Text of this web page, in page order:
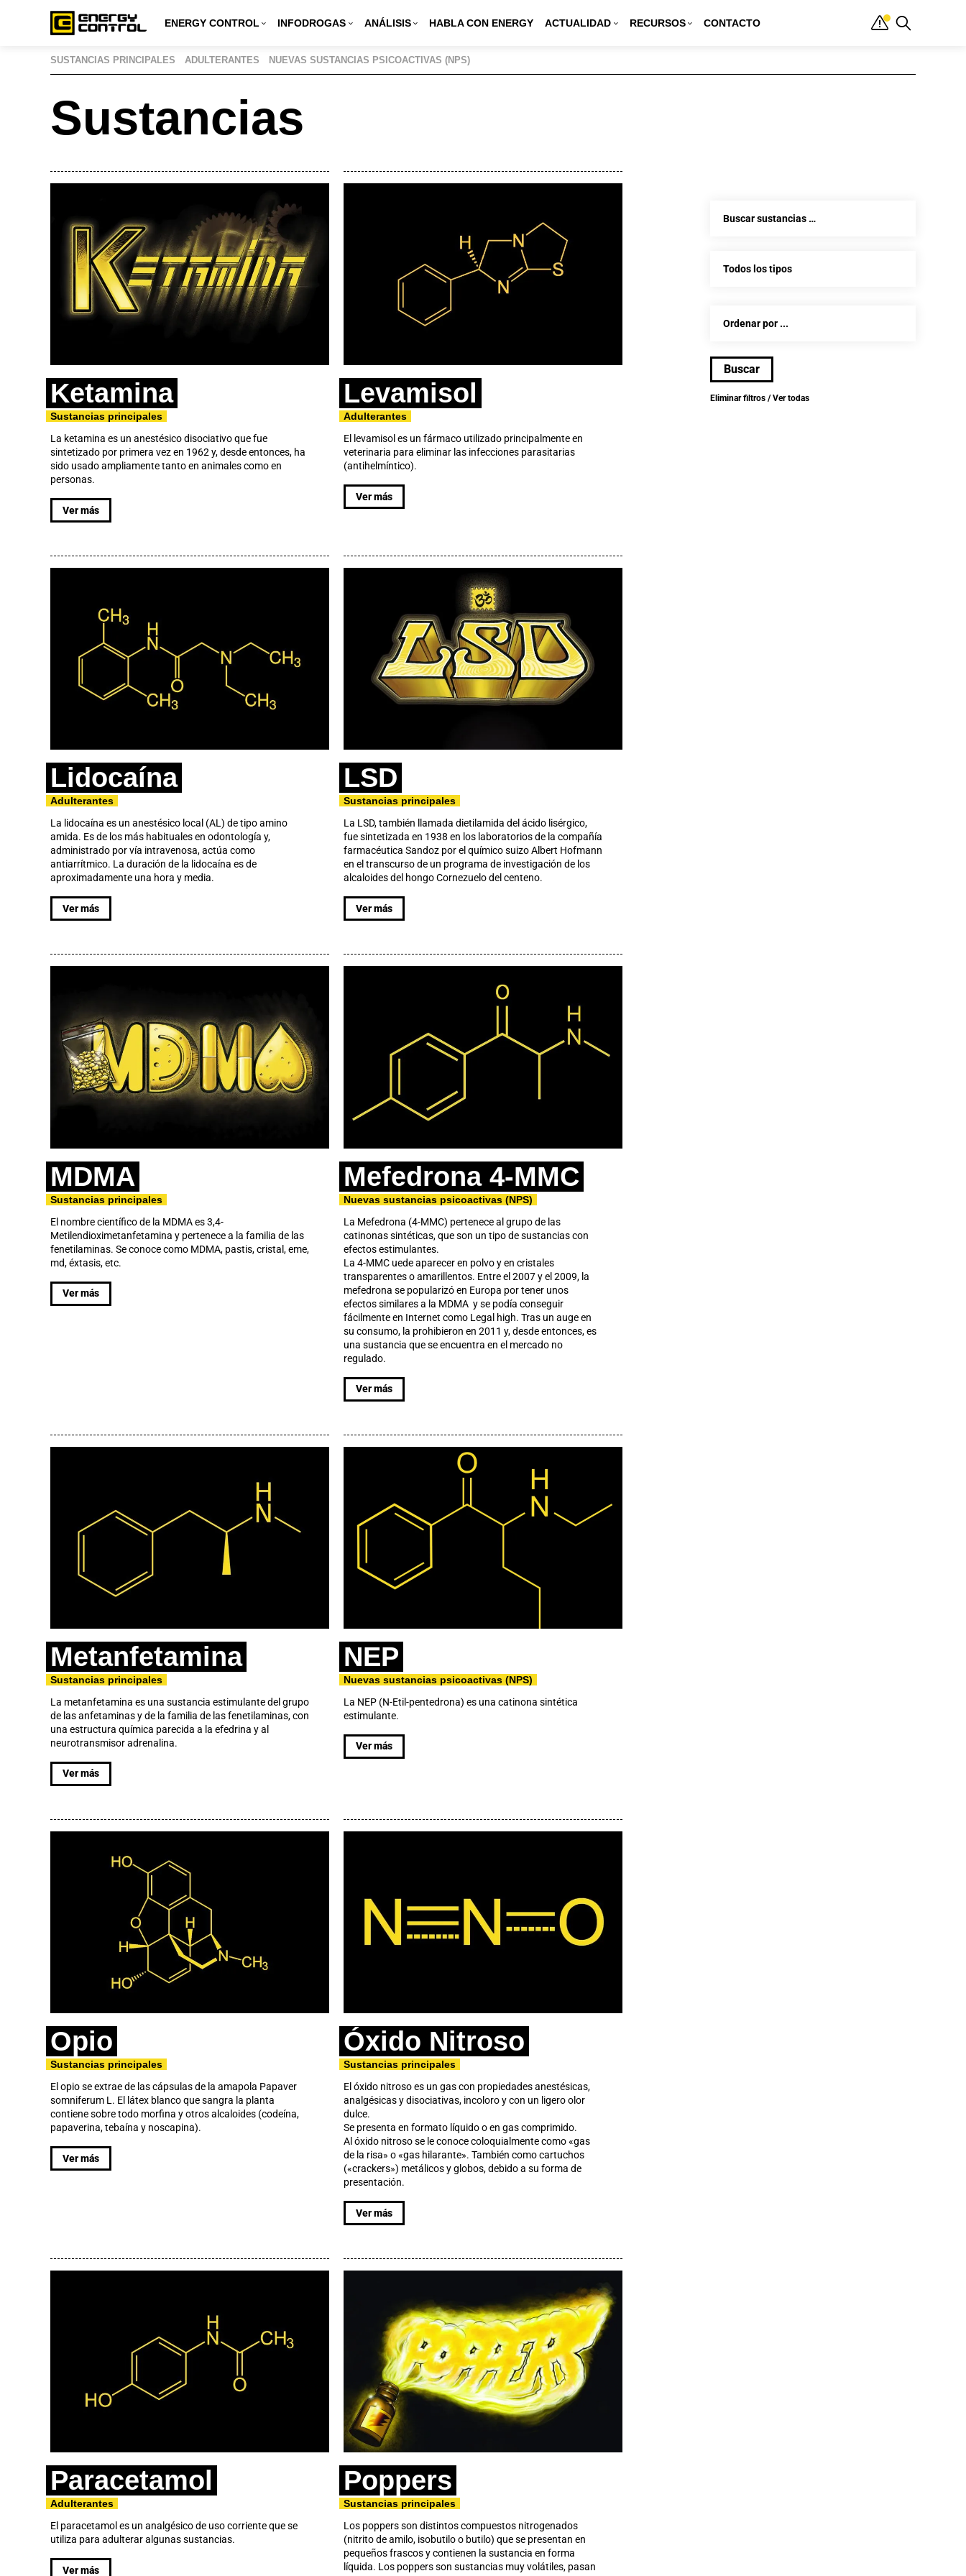
ENERGY CONTROL INFODROGAS ANÁLISIS HABLA CON ENERGY ACTUALIDAD RECURSOS CONTACTO
Inicio»Sustancias
SUSTANCIAS PRINCIPALES ADULTERANTES NUEVAS SUSTANCIAS PSICOACTIVAS (NPS)
Sustancias
Ketamina
Sustancias principales
La ketamina es un anestésico disociativo que fue
sintetizado por primera vez en 1962 y, desde entonces, ha
sido usado ampliamente tanto en animales como en
personas.
Ver más
Levamisol
Adulterantes
El levamisol es un fármaco utilizado principalmente en
veterinaria para eliminar las infecciones parasitarias
(antihelmíntico).
Ver más
Lidocaína
Adulterantes
La lidocaína es un anestésico local (AL) de tipo amino
amida. Es de los más habituales en odontología y,
administrado por vía intravenosa, actúa como
antiarrítmico. La duración de la lidocaína es de
aproximadamente una hora y media.
Ver más
LSD
Sustancias principales
La LSD, también llamada dietilamida del ácido lisérgico,
fue sintetizada en 1938 en los laboratorios de la compañía
farmacéutica Sandoz por el químico suizo Albert Hofmann
en el transcurso de un programa de investigación de los
alcaloides del hongo Cornezuelo del centeno.
Ver más
MDMA
Sustancias principales
El nombre científico de la MDMA es 3,4-
Metilendioximetanfetamina y pertenece a la familia de las
fenetilaminas. Se conoce como MDMA, pastis, cristal, eme,
md, éxtasis, etc.
Ver más
Mefedrona 4-MMC
Nuevas sustancias psicoactivas (NPS)
La Mefedrona (4-MMC) pertenece al grupo de las
catinonas sintéticas, que son un tipo de sustancias con
efectos estimulantes.
La 4-MMC uede aparecer en polvo y en cristales
transparentes o amarillentos. Entre el 2007 y el 2009, la
mefedrona se popularizó en Europa por tener unos
efectos similares a la MDMA y se podía conseguir
fácilmente en Internet como Legal high. Tras un auge en
su consumo, la prohibieron en 2011 y, desde entonces, es
una sustancia que se encuentra en el mercado no
regulado.
Ver más
Metanfetamina
Sustancias principales
La metanfetamina es una sustancia estimulante del grupo
de las anfetaminas y de la familia de las fenetilaminas, con
una estructura química parecida a la efedrina y al
neurotransmisor adrenalina.
Ver más
NEP
Nuevas sustancias psicoactivas (NPS)
La NEP (N-Etil-pentedrona) es una catinona sintética
estimulante.
Ver más
Opio
Sustancias principales
El opio se extrae de las cápsulas de la amapola Papaver
somniferum L. El látex blanco que sangra la planta
contiene sobre todo morfina y otros alcaloides (codeína,
papaverina, tebaína y noscapina).
Ver más
Óxido Nitroso
Sustancias principales
El óxido nitroso es un gas con propiedades anestésicas,
analgésicas y disociativas, incoloro y con un ligero olor
dulce.
Se presenta en formato líquido o en gas comprimido.
Al óxido nitroso se le conoce coloquialmente como «gas
de la risa» o «gas hilarante». También como cartuchos
(«crackers») metálicos y globos, debido a su forma de
presentación.
Ver más
Paracetamol
Adulterantes
El paracetamol es un analgésico de uso corriente que se
utiliza para adulterar algunas sustancias.
Ver más
Poppers
Sustancias principales
Los poppers son distintos compuestos nitrogenados
(nitrito de amilo, isobutilo o butilo) que se presentan en
pequeños frascos y contienen la sustancia en forma
líquida. Los poppers son sustancias muy volátiles, pasan
Eliminar filtros / Ver todas